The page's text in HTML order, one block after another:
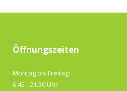
Öffnungszeiten
Montag bis Freitag:
6.45 - 21.30 Uhr